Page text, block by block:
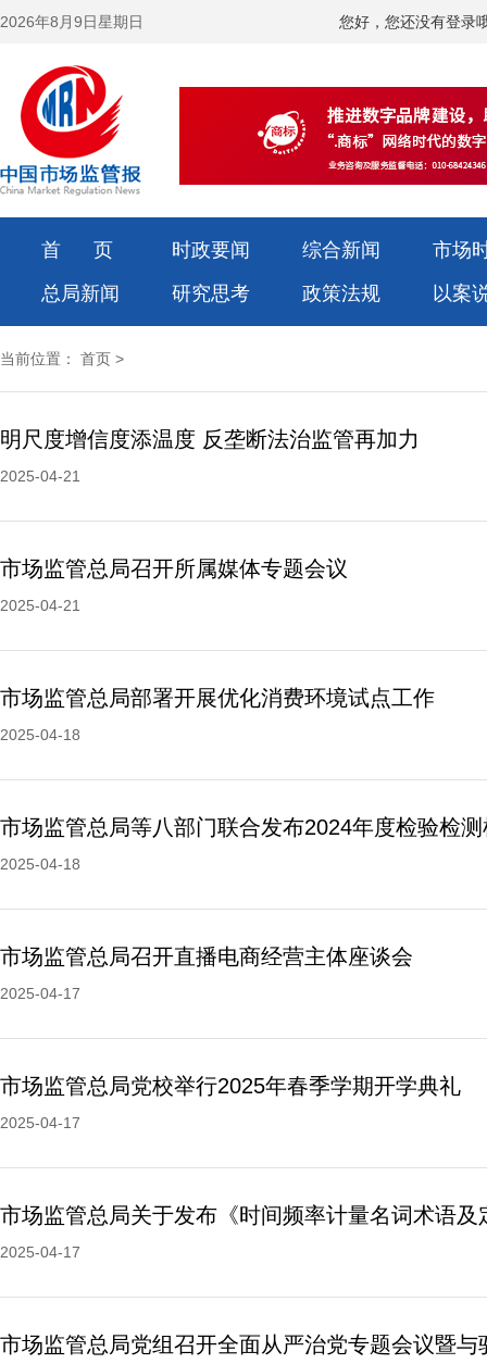
2026年8月9日星期日 您好，您还没有登录
首 页 时政要闻 综合新闻
市场
总局新闻
研究思考 政策法规 以案
当前位置： 首页 >
明尺度增信度添温度 反垄断法治监管再加力
2025-04-21
市场监管总局召开所属媒体专题会议
2025-04-21
市场监管总局部署开展优化消费环境试点工作
2025-04-18
2025-04-18
市场监管总局召开直播电商经营主体座谈会
2025-04-17
市场监管总局党校举行2025年春季学期开学典礼
2025-04-17
2025-04-17